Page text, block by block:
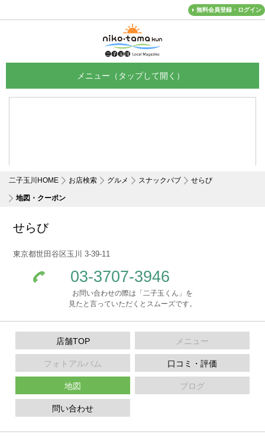
無料会員登録・ログイン
二子玉川HOME お店検索 グルメ スナックパブ せらび
地図・クーポン
せらび
東京都世田谷区玉川 3-39-11
03-3707-3946
お問い合わせの際は「二子玉くん」を
見たと言っていただくとスムーズです。
店舗TOP メニュー
フォトアルバム 口コミ・評価
地図 ブログ
問い合わせ
メニュー